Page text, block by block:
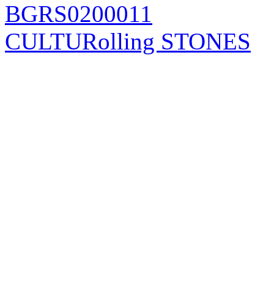
BGRS0200011
CULTURolling STONES